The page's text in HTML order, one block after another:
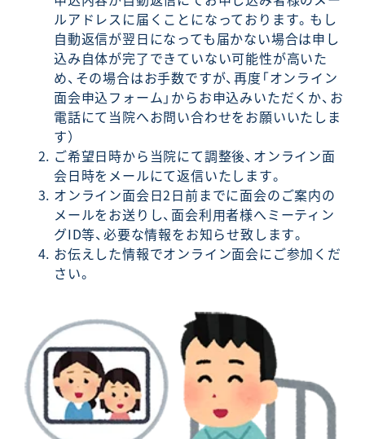
ルアドレスに届くことになっております。もし
自動返信が翌日になっても届かない場合は申し
込み自体が完了できていない可能性が高いた
め、その場合はお手数ですが、再度「オンライン
面会申込フォーム」からお申込みいただくか、お
電話にて当院へお問い合わせをお願いいたしま
す）
ご希望日時から当院にて調整後、オンライン面
会日時をメールにて返信いたします。
オンライン面会日2日前までに面会のご案内の
メールをお送りし、面会利用者様へミーティン
グID等、必要な情報をお知らせ致します。
お伝えした情報でオンライン面会にご参加くだ
さい。